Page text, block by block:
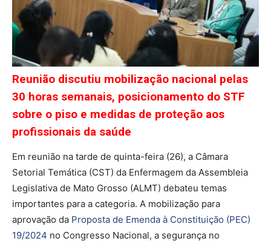
Reunião discutiu mobilização nacional pelas
30 horas semanais, posicionamento do STF
sobre o piso e medidas de proteção aos
profissionais da saúde
Em reunião na tarde de quinta-feira (26), a Câmara
Setorial Temática (CST) da Enfermagem da Assembleia
Legislativa de Mato Grosso (ALMT) debateu temas
importantes para a categoria. A mobilização para
aprovação da Proposta de Emenda à Constituição (PEC)
19/2024 no Congresso Nacional, a segurança no